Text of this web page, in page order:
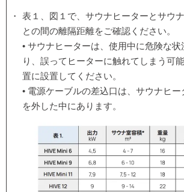
表１、図１で、サウナヒーターとサウ
との間の離隔距離をご確認ください。
• サウナヒーターは、使用中に危険な
り、誤ってヒーターに触れてしまう可
置に設置してください。
• 電源ケーブルの差込口は、サウナヒ
を外した中にあります。